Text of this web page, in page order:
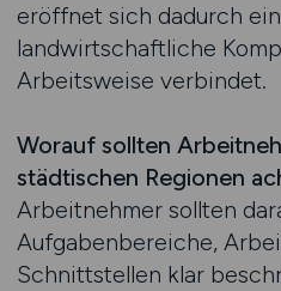
eröffnet sich dadurch
landwirtschaftliche
Arbeitsweise verbindet.
Worauf sollten
städtischen Regionen
Arbeitnehmer sollten
Aufgabenbereiche,
Schnittstellen klar